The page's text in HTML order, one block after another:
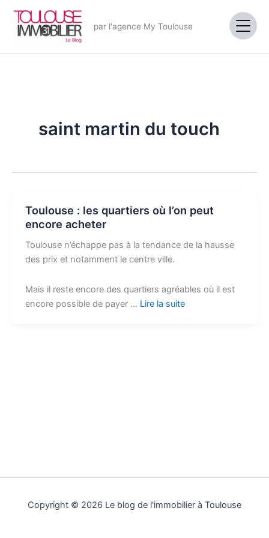
contenu
par l'agence My Toulouse
saint martin du touch
Toulouse : les quartiers où l’on peut
encore acheter
Toulouse n’échappe pas à la tendance de la hausse
des prix et notamment le centre ville.
Mais il reste encore des quartiers agréables où il est
encore possible de payer … Lire la suite
Copyright © 2026 Le blog de l'immobilier à Toulouse